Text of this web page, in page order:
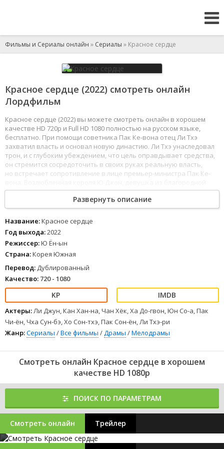
Фильмы и Сериалы онлайн » Сериалы » Красное сердце
Красное сердце (2022) смотреть онлайн
Лордфильм
Красное сердце (2022) вы можете смотреть онлайн в хорошем
качестве HD 720p и Full HD 1080 полностью на русском языке,
бесплатно. При помощи советника Пак Ке-вона отец Ли Тхэ
захватил власть и основал новую династию. Ли Тхэ унаследовал
трон, и с глубоким убеждением, что цель оправдывает средства,
он стремится сосредоточить в своих руках реальную власть,
но встречает сопротивление в лице премьер-министра Пак Ке-
семьи, оказывается в эпицентре дворцовых интриг и борьбы
12345 678
Развернуть описание
Название:Красное сердце
Год выхода:2022
Режиссер:Ю Ён-ын
Страна:Корея Южная
Перевод: Дублированный
Качество: 720 - 1080
Актеры:Ли Джун, Кан Хан-на, Чан Хёк, Ха До-гвон, Юн Со-а, Пак
Чи-ён, Чха Сун-бэ, Хо Сон-тхэ, Пак Сон-ён, Ли Тхэ-ри
Жанр:Сериалы /Все фильмы /Драмы /Мелодрамы
Смотреть онлайн Красное сердце в хорошем
качестве HD 1080p
ПОИСК ПО ПАРАМЕТРАМ
Смотреть онлайн Трейлер